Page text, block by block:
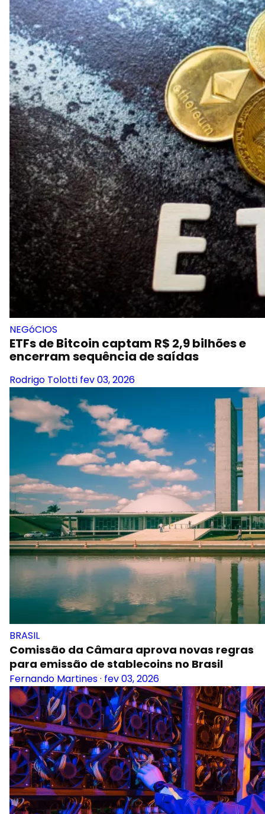
NEGóCIOS
ETFs de Bitcoin captam R$ 2,9 bilhões e
encerram sequência de saídas
Rodrigo Tolotti fev 03, 2026
BRASIL
Comissão da Câmara aprova novas regras
para emissão de stablecoins no Brasil
Fernando Martines· fev 03, 2026